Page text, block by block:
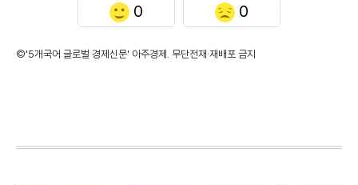
0 0
©'5개국어 글로벌 경제신문' 아주경제. 무단전재·재배포 금지